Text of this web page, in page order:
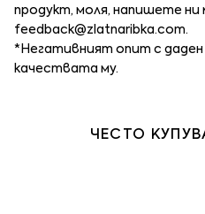
продукт, моля, напишете ни
feedback@zlatnaribka.com.
*Негативният опит с
качествата му.
ЧЕСТО